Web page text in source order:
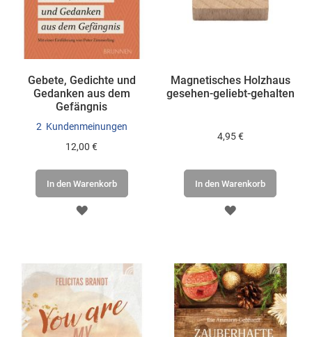
Gebete, Gedichte und
Gedanken aus dem
Gefängnis
2 Kundenmeinungen
12,00 €
In den Warenkorb
ZUR
Magnetisches Holzhaus
gesehen-geliebt-gehalten
4,95 €
In den Warenkorb
ZUR